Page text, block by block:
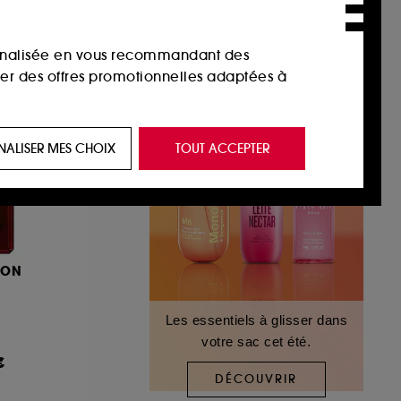
Les essentiels à glisser dans
votre sac cet été.
DÉCOUVRIR
en vous recommandant des
des offres promotionnelles adaptées à
vous plaire via des publicités, y compris
navigation sur notre site afin d’en
fraudes aux moyens de paiement et les
du site, tel que les cookies
d’accéder à votre compte lors
TOUT ACCEPTER
MES CHOIX